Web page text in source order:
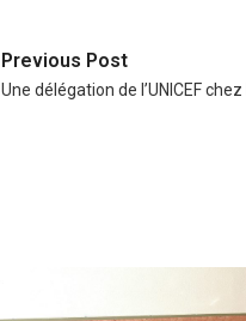
Previous Post
Une délégation de l’UNICEF